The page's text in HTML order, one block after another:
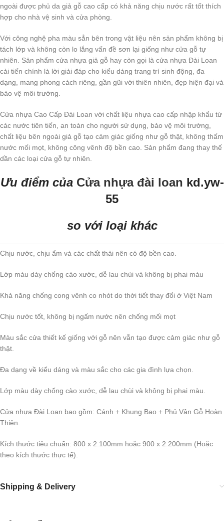
ngoài được phủ da giả gỗ cao cấp có khả năng chịu nước rất tốt thích
hợp cho nhà vệ sinh và cửa phòng.
Với công nghệ pha màu sẳn bên trong vật liệu nên sản phẩm không bị
tách lớp và không còn lo lắng vấn đề sơn lại giống như cửa gỗ tự
nhiên. Sản phẩm cửa nhựa giả gỗ hay còn gọi là cửa nhựa Đài Loan
cải tiến chính là lời giải đáp cho kiểu dáng trang trí sinh động, đa
dạng, mang phong cách riêng, gần gũi với thiên nhiên, đẹp hiện đại và
bảo vệ môi trường.
Cửa nhựa Cao Cấp Đài Loan với chất liệu nhựa cao cấp nhập khẩu từ
các nước tiên tiến, an toàn cho người sử dụng, bảo vệ môi trường,
chất liệu bên ngoài giả gỗ tạo cảm giác giống như gỗ thật, không thấm
nước mối mọt, không công vênh độ bền cao. Sản phẩm đang thay thế
dần các loại cửa gỗ tự nhiên.
Ưu điểm của Cửa nhựa đài loan kd.yw-
55
so với loại khác
Chịu nước, chịu ẩm và các chất thải nên có độ bền cao.
Lớp màu dày chống cào xước, dễ lau chùi và không bị phai màu
Khả năng chống cong vênh co nhót do thời tiết thay đổi ở Việt Nam
Chịu nước tốt, không bị ngấm nước nên chống mối mọt
Màu sắc cửa thiết kế giống với gỗ nên vẫn tạo được cảm giác như gỗ
thật.
Đa dạng về kiểu dáng và màu sắc cho các gia đình lựa chọn.
Lớp màu dày chống cào xước, dễ lau chùi và không bị phai màu.
Cửa nhựa Đài Loan bao gồm: Cánh + Khung Bao + Phủ Vân Gỗ Hoàn
Thiện.
Kích thước tiêu chuẩn: 800 x 2.100mm hoặc 900 x 2.200mm (Hoặc
theo kích thước thực tế).
Shipping & Delivery